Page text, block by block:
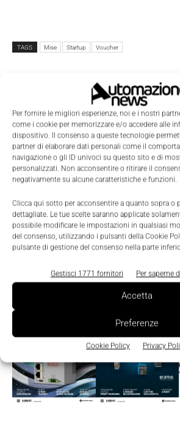
Per fornire le migliori esperienze, noi e i nostri
come i cookie per memorizzare e/o accedere alle
dispositivo. Il consenso a queste tecnologie
partner di elaborare dati personali come il
navigazione o gli ID univoci su questo sito e di
personalizzati. Non acconsentire o ritirare il
negativamente su alcune caratteristiche e funzioni.
Clicca qui sotto per acconsentire a quanto sopra o
dettagliate. Le tue scelte saranno applicate
possibile modificare le impostazioni in qualsiasi
del consenso, utilizzando i pulsanti della Cookie
pulsante di gestione del consenso nella parte
Gestisci 1771 fornitori Per saperne
Accetta
Preferenze
Cookie Policy Privacy
LEGGI LA RIVISTA ⇢
TAGS Mise Startup Voucher